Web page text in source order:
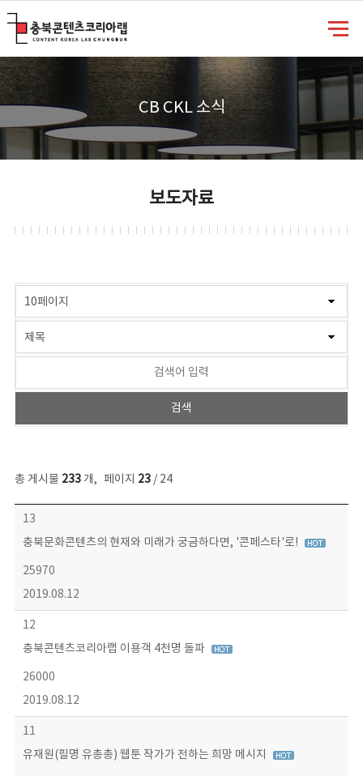
CB CKL 소식
보도자료
총 게시물 233개, 페이지 23/ 24
보도자료 목록 - 번호, 제목, 작성자, 파일, 조회수, 작성일 정보 제공
13
충북문화콘텐츠의 현재와 미래가 궁금하다면, '콘페스타'로!
25970
2019.08.12
12
충북콘텐츠코리아랩 이용객 4천명 돌파
26000
2019.08.12
11
유재원(필명 유총총) 웹툰 작가가 전하는 희망 메시지